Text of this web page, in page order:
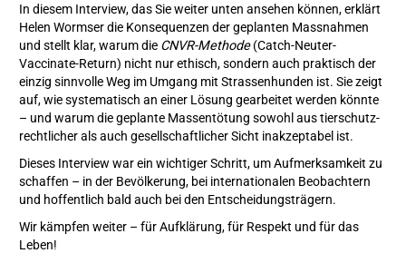
In diesem Interview, das Sie weiter unten ansehen können, erklärt
Helen Wormser die Konsequenzen der geplanten Massnahmen
und stellt klar, warum die CNVR-Methode(Catch-Neuter-
Vaccinate-Return) nicht nur ethisch, sondern auch praktisch der
einzig sinnvolle Weg im Umgang mit Strassenhunden ist. Sie zeigt
auf, wie systematisch an einer Lösung gearbeitet werden könnte
– und warum die geplante Massentötung sowohl aus tierschutz-
rechtlicher als auch gesellschaftlicher Sicht inakzeptabel ist.
Dieses Interview war ein wichtiger Schritt, um Aufmerksamkeit zu
schaffen – in der Bevölkerung, bei internationalen Beobachtern
und hoffentlich bald auch bei den Entscheidungsträgern.
Wir kämpfen weiter – für Aufklärung, für Respekt und für das
Leben!